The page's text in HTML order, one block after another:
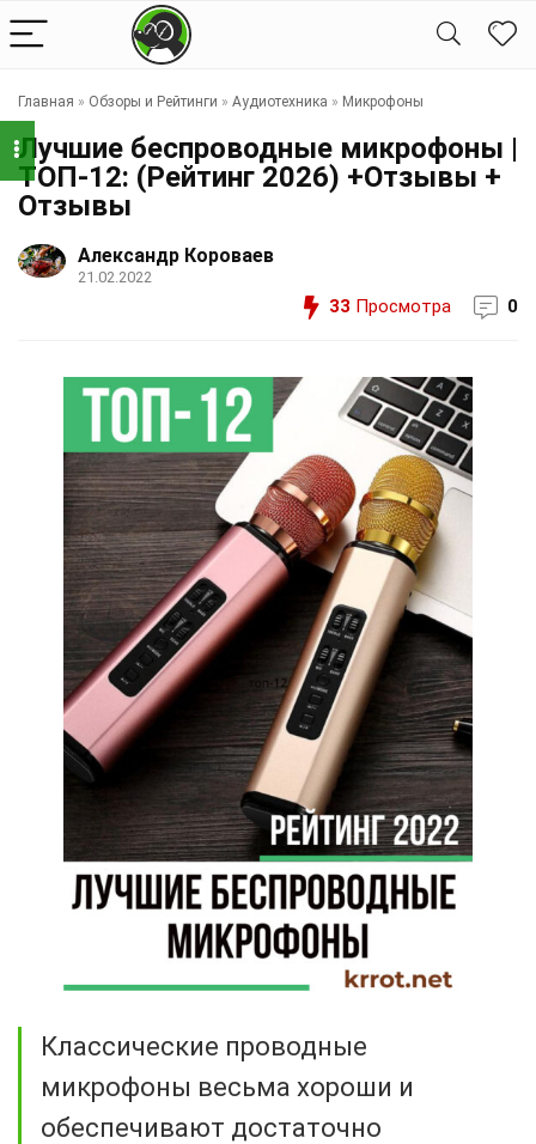
Главная » Обзоры и Рейтинги » Аудиотехника » Микрофоны
Лучшие беспроводные микрофоны |
ТОП-12: (Рейтинг 2026) +Отзывы +
Отзывы
Александр Короваев
21.02.2022
33 Просмотра 0
Классические проводные
микрофоны весьма хороши и
обеспечивают достаточно